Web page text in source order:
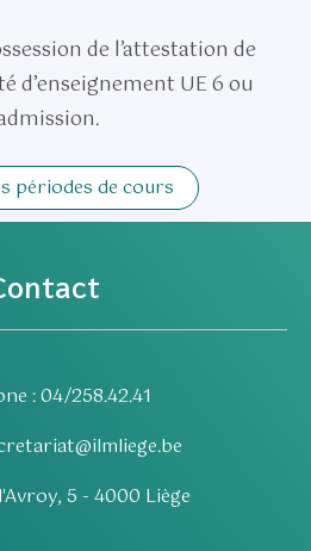
de l’attestation de
d’enseignement UE 6 ou
périodes de cours
: 04/258.42.41
5 - 4000 Liège